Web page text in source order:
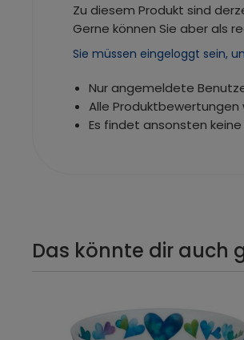
Zu diesem Produkt sind
Gerne können Sie aber als
Sie müssen eingeloggt sein,
Nur angemeldete
Alle
Es findet ansonsten
Das könnte dir auch